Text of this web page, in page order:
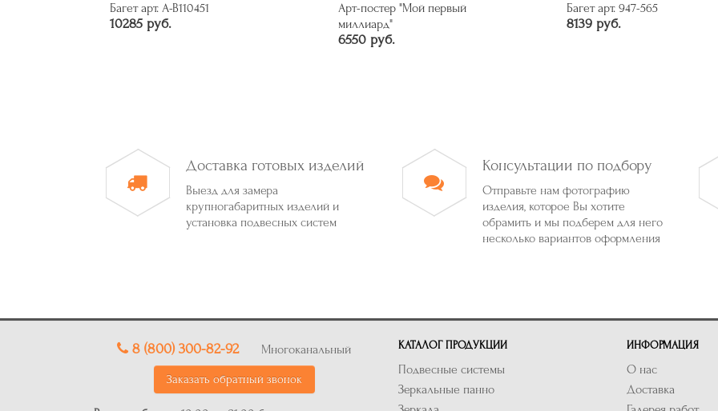
Багет арт. A-B110451
10285 руб.
Арт-постер "Мой первый
миллиард"
6550 руб.
Багет арт. 947-565
8139 руб.
Доставка готовых изделий
Выезд для замера
крупногабаритных изделий и
установка подвесных систем
Консультации по подбору
Отправьте нам фотографию
изделия, которое Вы хотите
обрамить и мы подберем для него
несколько вариантов оформления
8 (800) 300-82-92 Многоканальный
Заказать обратный звонок
КАТАЛОГ ПРОДУКЦИИ
Подвесные системы
Зеркальные панно
ИНФОРМАЦИЯ
О нас
Доставка